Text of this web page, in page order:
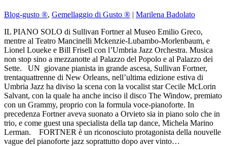
Blog-gusto ®, Gemellaggio di Gusto ® | Marilena Badolato
IL PIANO SOLO di Sullivan Fortner al Museo Emilio Greco,
mentre al Teatro Mancinelli Mckenzie-Lubambo-Morlenbaum, e
Lionel Loueke e Bill Frisell con l’Umbria Jazz Orchestra. Musica
non stop sino a mezzanotte al Palazzo del Popolo e al Palazzo dei
Sette. UN giovane pianista in grande ascesa, Sullivan Fortner,
trentaquattrenne di New Orleans, nell’ultima edizione estiva di
Umbria Jazz ha diviso la scena con la vocalist star Cecile McLorin
Salvant, con la quale ha anche inciso il disco The Window, premiato
con un Grammy, proprio con la formula voce-pianoforte. In
precedenza Fortner aveva suonato a Orvieto sia in piano solo che in
trio, e come guest una specialista della tap dance, Michela Marino
Lerman. FORTNER è un riconosciuto protagonista della nouvelle
vague del pianoforte jazz soprattutto dopo aver vinto…